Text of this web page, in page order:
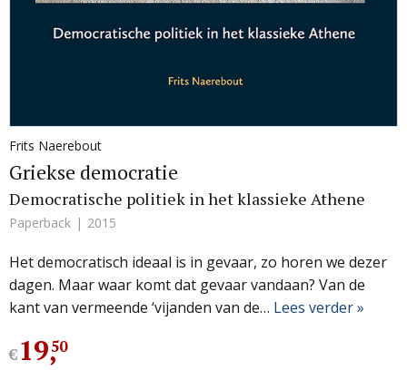
Frits Naerebout
Griekse democratie
Democratische politiek in het klassieke Athene
Paperback 2015
Het democratisch ideaal is in gevaar, zo horen we dezer
dagen. Maar waar komt dat gevaar vandaan? Van de
kant van vermeende ‘vijanden van de… Lees verder »
€19,
50